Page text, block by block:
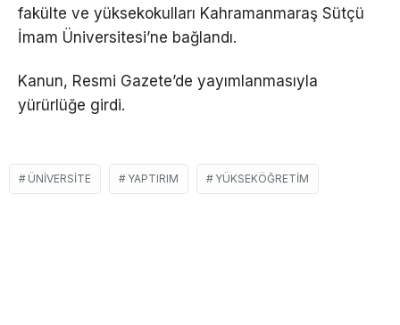
fakülte ve yüksekokulları Kahramanmaraş Sütçü
İmam Üniversitesi’ne bağlandı.
Kanun, Resmi Gazete’de yayımlanmasıyla
yürürlüğe girdi.
ÜNIVERSITE YAPTIRIM YÜKSEKÖĞRETIM